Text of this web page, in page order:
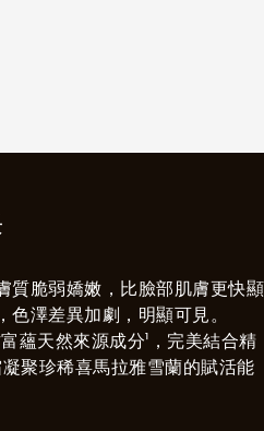
質脆弱嬌嫩，比臉部肌膚更快顯
澤差異加劇，明顯可見。
蘊天然來源成分¹，完美結合精
聚珍稀喜馬拉雅雪蘭的賦活能
摩工具，雙倍提升保養品的撫紋